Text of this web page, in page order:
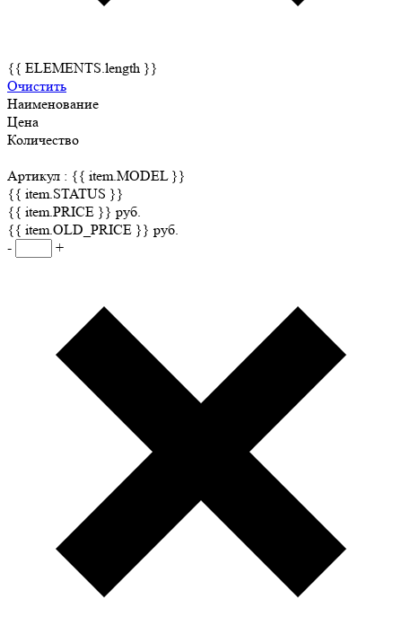
{{ ELEMENTS.length }}
Очистить
Наименование
Цена
Количество
Артикул : {{ item.MODEL }}
{{ item.STATUS }}
{{ item.PRICE }} руб.
{{ item.OLD_PRICE }} руб.
-
+